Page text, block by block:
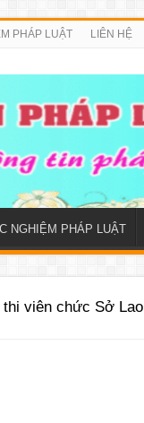
PHÁP LUẬT LIÊN HỆ
NGHIỆM PHÁP LUẬT
thi viên chức Sở Lao